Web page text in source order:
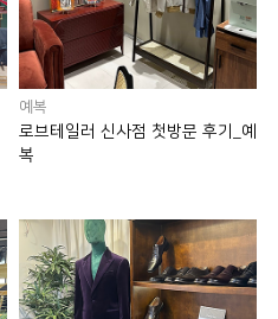
예복
로브테일러 신사점 첫방문 후기_예
복